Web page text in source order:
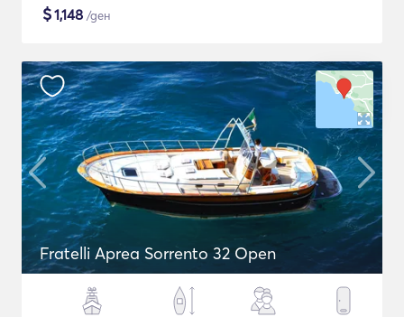
$1,148 /ден
Fratelli Aprea Sorrento 32 Open